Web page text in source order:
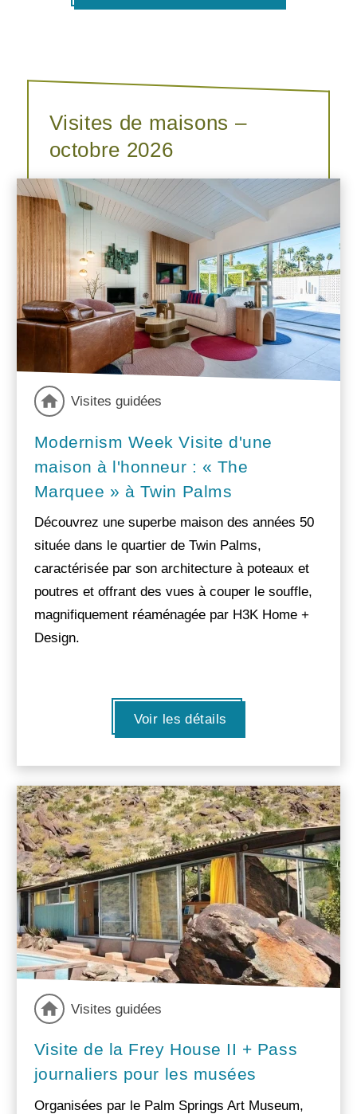
Visites de maisons –
octobre 2026
Visites guidées
Modernism Week Visite d'une
maison à l'honneur : « The
Marquee » à Twin Palms
Découvrez une superbe maison des années 50
située dans le quartier de Twin Palms,
caractérisée par son architecture à poteaux et
poutres et offrant des vues à couper le souffle,
magnifiquement réaménagée par H3K Home +
Design.
Voir les détails
Visites guidées
Visite de la Frey House II + Pass
journaliers pour les musées
Organisées par le Palm Springs Art Museum,